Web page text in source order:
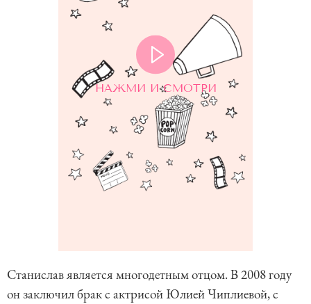
НАЖМИ И СМОТРИ
Станислав является многодетным отцом. В 2008 году
он заключил брак с актрисой Юлией Чиплиевой, с